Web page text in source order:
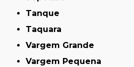
Tanque
Taquara
Vargem Grande
Vargem Pequena